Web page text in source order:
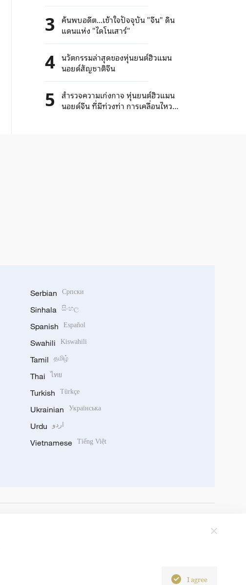
3 ค้นพบอดีต...เข้าใจปัจจุบัน "จีน" ดิน
แดนแห่ง "ไดโนเสาร์"
4 นวัตกรรมล่าสุดของหุ่นยนต์ฮิวแมน
นอยด์สัญชาติจีน
5
สำรวจความเก่งกาจ หุ่นยนต์ฮิวแมน
นอยด์จีน ที่มีท่วงท่า การเคลื่อนไหว
Serbian Српски
Sinhala සිංහල
Spanish Español
Swahili Kiswahili
Tamil தமிழ்
Thai ไทย
Turkish Türkçe
Ukrainian Українська
Urdu اردو
Vietnamese Tiếng Việt
I agree